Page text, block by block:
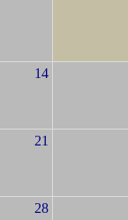
14
21
28